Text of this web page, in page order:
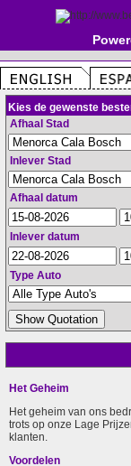
Kies de gewenste
Afhaal Stad
Inlever Stad
Afhaal datum
Inlever datum
Type Auto
Het Geheim
Het geheim van ons
trots op onze Lage
klanten.
Voordelen